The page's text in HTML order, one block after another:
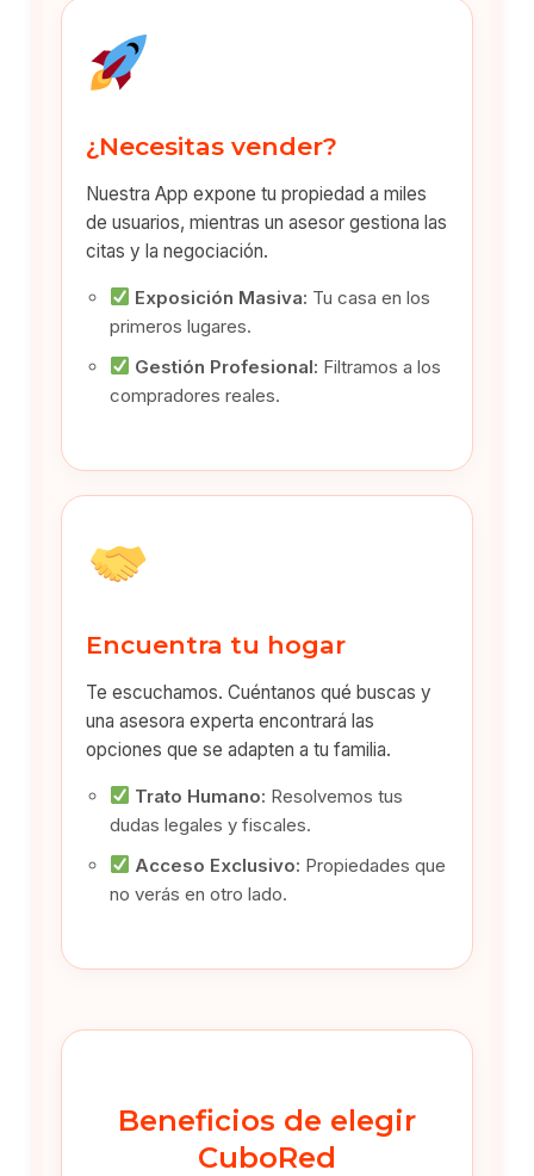
¿Necesitas vender?
Nuestra App expone tu propiedad a miles
de usuarios, mientras un asesor gestiona las
citas y la negociación.
Exposición Masiva: Tu casa en los
primeros lugares.
Gestión Profesional: Filtramos a los
compradores reales.
Encuentra tu hogar
Te escuchamos. Cuéntanos qué buscas y
una asesora experta encontrará las
opciones que se adapten a tu familia.
Trato Humano: Resolvemos tus
dudas legales y fiscales.
Acceso Exclusivo: Propiedades que
no verás en otro lado.
Beneficios de elegir
CuboRed